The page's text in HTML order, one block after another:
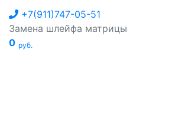
+7(911)747-05-51
Замена шлейфа матрицы
0 руб.